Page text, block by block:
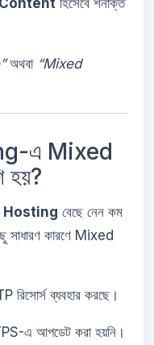
হিসেবে শনাক্ত
অথবা “Mixed
এ Mixed
হয়?
Hosting বেছে নেন কম
সাধারণ কারণে Mixed
রিসোর্স ব্যবহার করছে।
এ আপডেট করা হয়নি।